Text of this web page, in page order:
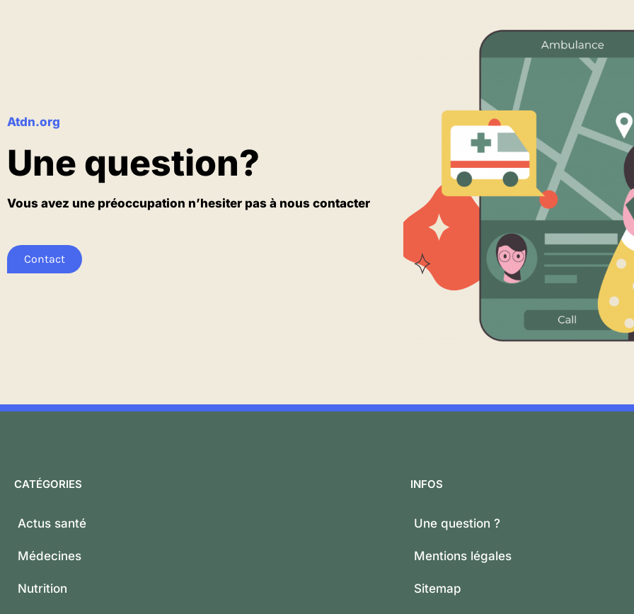
Atdn.org
Une question?
Vous avez une préoccupation n’hesiter pas à nous contacter
Contact
CATÉGORIES
Actus santé
Médecines
Nutrition
INFOS
Une question ?
Mentions légales
Sitemap